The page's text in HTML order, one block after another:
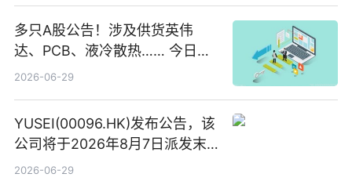
多只A股公告！涉及供货英伟
达、PCB、液冷散热…… 今日快
讯
2026-06-29
YUSEI(00096.HK)发布公告，该
公司将于2026年8月7日派发末
期股息每股人民币0.013元 每日
2026-06-29